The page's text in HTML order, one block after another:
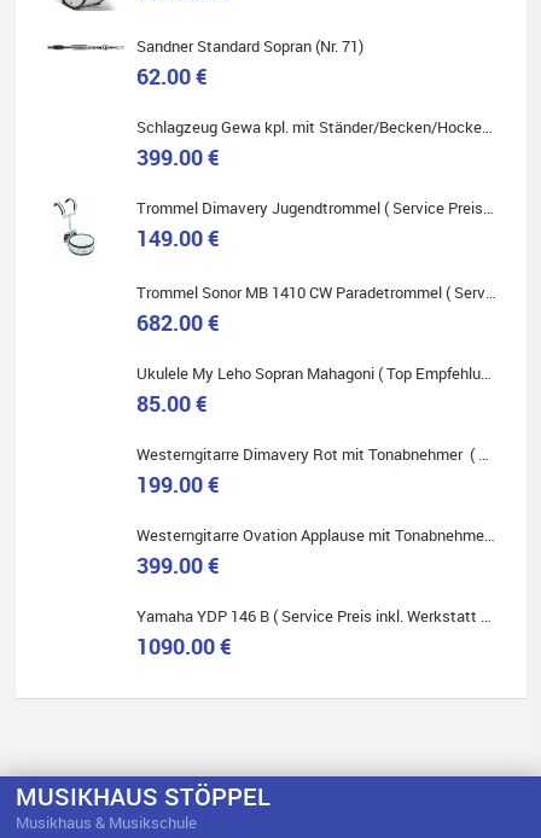
Marie-Luise Mroß
Freitag vorbeigekommen, eben geklingelt und top beraten
Onlineshopping vorziehen.
Quelle: Google-Rezension
Klein...aber fein!
Toller Service, nette Leute. Immer wieder gerne..
Quelle: Google-Rezension
Sandner Standard Sopran (Nr. 71)
62.00 €
Schlagzeug Gewa kpl. mit Ständer/Becken/Hocker DER RENNER ! (Service Preis inkl. Werkstatt Service)
399.00 €
Trommel Dimavery Jugendtrommel ( Service Preis inkl. Werkstatt Service )
149.00 €
Trommel Sonor MB 1410 CW Paradetrommel ( Service Preis inkl. Werkstatt Service )
682.00 €
Ukulele My Leho Sopran Mahagoni ( Top Empfehlung ! )
85.00 €
Westerngitarre Dimavery Rot mit Tonabnehmer ( Service Preis inkl. Werkstatt Service )
199.00 €
Westerngitarre Ovation Applause mit Tonabnehmer ( Service Preis inkl. Werkstatt Service )
399.00 €
Yamaha YDP 146 B ( Service Preis inkl. Werkstatt Service )
1090.00 €
MUSIKHAUS STÖPPEL
Musikhaus & Musikschule